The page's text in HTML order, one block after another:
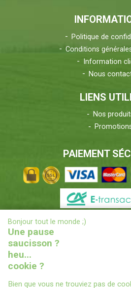
Politique de
Conditions
Information
Nous
LIENS
Nos
PAIEMENT
INFORMATIONS
Bonjour tout le monde ;)
Une pause
saucisson ?
heu...
cookie ?
Bien que vous ne trouviez pas de